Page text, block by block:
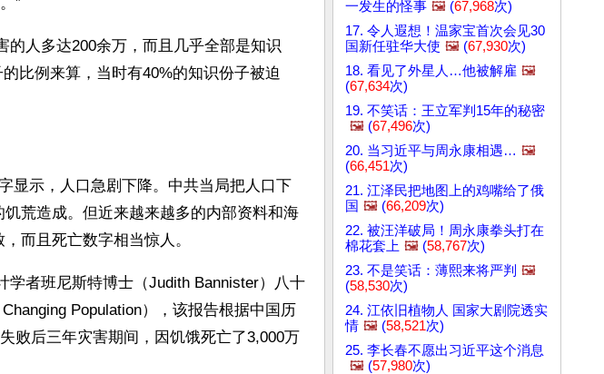
人多达200余万，而且几乎全部是知识
比例来算，当时有40%的知识份子被迫
显示，人口急剧下降。中共当局把人口下
荒造成。但近来越来越多的内部资料和海
而且死亡数字相当惊人。
者班尼斯特博士（Judith Bannister）八十
Population），该报告根据中国历
败后三年灾害期间，因饥饿死亡了3,000万
一发生的怪事 🖼️ (67,968次)
17. 令人遐想！温家宝首次会见30
国新任驻华大使 🖼️ (67,930次)
18. 看见了外星人…他被解雇 🖼️
(67,634次)
19. 不笑话：王立军判15年的秘密
🖼️ (67,496次)
20. 当习近平与周永康相遇… 🖼️
(66,451次)
21. 江泽民把地图上的鸡嘴给了俄
国 🖼️ (66,209次)
22. 被汪洋破局！周永康拳头打在
棉花套上 🖼️ (58,767次)
23. 不是笑话：薄熙来将严判 🖼️
(58,530次)
24. 江依旧植物人 国家大剧院透实
情 🖼️ (58,521次)
25. 李长春不愿出习近平这个消息
🖼️ (57,980次)